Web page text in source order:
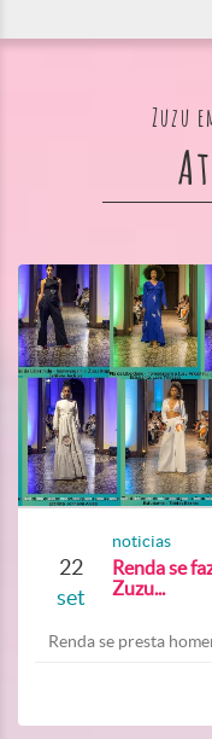
Zuzu
22
set
noticias
Renda se
Zuzu...
Renda se presta